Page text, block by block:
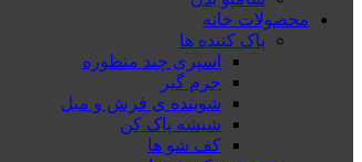
محصولات خانه
پاک کننده ها
اسپری چند منظوره
جرم گیر
شوینده ی فرش و مبل
شیشه پاک کن
کف شو ها